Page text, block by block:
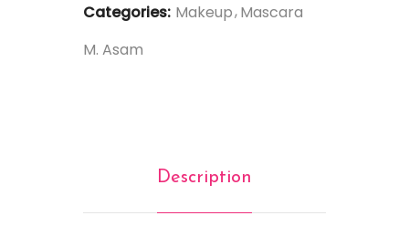
Categories: Makeup Mascara
M. Asam
Description